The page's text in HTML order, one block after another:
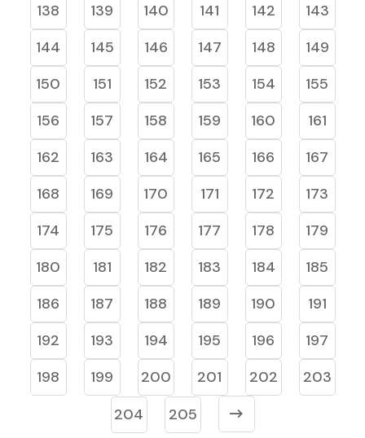
138
139 140 141 142
143
144
145 146 147 148
149
150
151 152 153 154
155
156
157 158 159 160
161
162
163 164 165 166
167
168
169 170 171 172
173
174
175 176 177 178
179
180
181 182 183 184
185
186
187 188 189 190
191
192
193 194 195 196
197
198
199 200 201 202
203
204
205